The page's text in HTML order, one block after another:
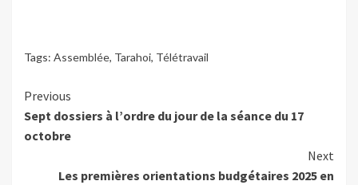
Tags: Assemblée, Tarahoi, Télétravail
Continue
Reading
Previous
Sept dossiers à l’ordre du jour de la séance du 17
octobre
Next
Les premières orientations budgétaires 2025 en